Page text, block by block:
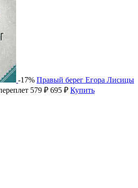
-17% Правый берег Егора Лисицы
579 ₽ 695 ₽ Купить